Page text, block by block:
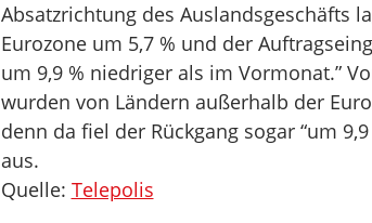
Absatzrichtung des Auslandsgeschäfts
Eurozone um 5,7 % und der
um 9,9 % niedriger als im Vormonat.”
wurden von Ländern außerhalb der
denn da fiel der Rückgang sogar “um
aus.
Quelle: Telepolis